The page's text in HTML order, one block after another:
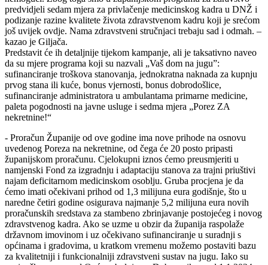
predvidjeli sedam mjera za privlačenje medicinskog kadra u DNŽ i
podizanje razine kvalitete života zdravstvenom kadru koji je srećom
još uvijek ovdje. Nama zdravstveni stručnjaci trebaju sad i odmah. –
kazao je Giljača.
Predstavit će ih detaljnije tijekom kampanje, ali je taksativno naveo
da su mjere programa koji su nazvali „Vaš dom na jugu”:
sufinanciranje troškova stanovanja, jednokratna naknada za kupnju
prvog stana ili kuće, bonus vjernosti, bonus dobrodošlice,
sufinanciranje administratora u ambulantama primarne medicine,
paleta pogodnosti na javne usluge i sedma mjera „Porez ZA
nekretnine!“
- Proračun Županije od ove godine ima nove prihode na osnovu
uvedenog Poreza na nekretnine, od čega će 20 posto pripasti
županijskom proračunu. Cjelokupni iznos ćemo preusmjeriti u
namjenski Fond za izgradnju i adaptaciju stanova za trajni priuštivi
najam deficitarnom medicinskom osoblju. Gruba procjena je da
ćemo imati očekivani prihod od 1,3 milijuna eura godišnje, što u
naredne četiri godine osigurava najmanje 5,2 milijuna eura novih
proračunskih sredstava za stambeno zbrinjavanje postojećeg i novog
zdravstvenog kadra. Ako se uzme u obzir da županija raspolaže
državnom imovinom i uz očekivano sufinanciranje u suradnji s
općinama i gradovima, u kratkom vremenu možemo postaviti bazu
za kvalitetniji i funkcionalniji zdravstveni sustav na jugu. Iako su